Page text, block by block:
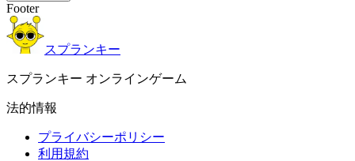
Footer
スプランキー
スプランキー オンラインゲーム
法的情報
プライバシーポリシー
利用規約